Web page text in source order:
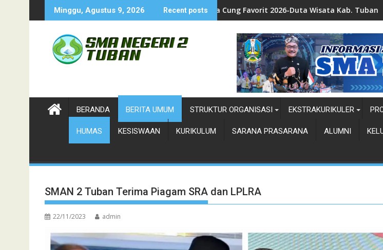
to
Minggu, Agustus 9, 2026 Recent posts
Wisata-Cung Ndhuk Tuban 2026Juara Cung Favorit 2026-Duta Wisata Kab. Tuban Juara 1 Duta
BERANDA BERITA UMUM STRUKTUR ORGANISASI EKSTRAKURIKULER
HUMAS KESISWAAN KURIKULUM SARANA PRASARANA ALUMNI
SMAN 2 Tuban Terima Piagam SRA dan LPLRA
22/11/2023 admin